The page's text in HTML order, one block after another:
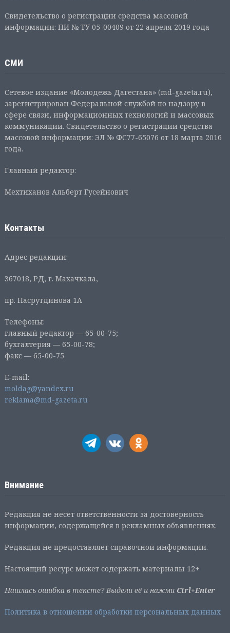
Свидетельство о регистрации средства массовой
информации: ПИ № ТУ 05-00409 от 22 апреля 2019 года
СМИ
Сетевое издание «Молодежь Дагестана» (md-gazeta.ru),
зарегистрирован Федеральной службой по надзору в
сфере связи, информационных технологий и массовых
коммуникаций. Свидетельство о регистрации средства
массовой информации: ЭЛ № ФС77-65076 от 18 марта 2016
года.
Главный редактор:
Мехтиханов Альберт Гусейнович
Контакты
Адрес редакции:
367018, РД, г. Махачкала,
пр. Насрутдинова 1А
Телефоны:
главный редактор — 65-00-75;
бухгалтерия — 65-00-78;
факс — 65-00-75
E-mail:
moldag@yandex.ru
reklama@md-gazeta.ru
Внимание
Редакция не несет ответственности за достоверность
информации, содержащейся в рекламных объявлениях.
Редакция не предоставляет справочной информации.
Настоящий ресурс может содержать материалы 12+
Нашлась ошибка в тексте? Выдели её и нажми Ctrl+Enter
Политика в отношении обработки персональных данных